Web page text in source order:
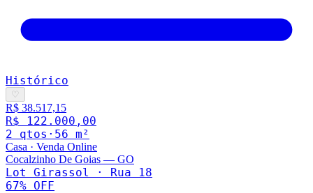
Histórico
♡
R$ 38.517,15
R$ 122.000,00
2 qtos · 56 m²
Casa · Venda Online
Cocalzinho De Goias — GO
Lot Girassol · Rua 18
67% OFF